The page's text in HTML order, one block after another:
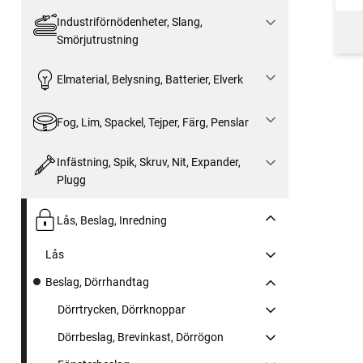
Industriförnödenheter, Slang,
Smörjutrustning
Elmaterial, Belysning, Batterier, Elverk
Fog, Lim, Spackel, Tejper, Färg, Penslar
Infästning, Spik, Skruv, Nit, Expander,
Plugg
Lås, Beslag, Inredning
Lås
Beslag, Dörrhandtag
Dörrtrycken, Dörrknoppar
Dörrbeslag, Brevinkast, Dörrögon